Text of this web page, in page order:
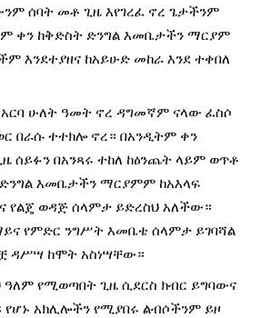
ሰባት መቶ ጊዜ እየገረፈ ኖረ ጌታችንም
ቀን ከቅድስት ድንግል እመቤታችን ማርያም
እንደተያዘና ከአይሁድ መከራ እንደ ተቀበለ
ሁለት ዓመት ኖረ ዳግመኛም ናላው ፈስሶ
በራሱ ተተክሎ ኖረ። በአንዲትም ቀን
ሰይፉን በአንጻሩ ተከለ ከዕንጨት ላይም ወጥቶ
እመቤታችን ማርያምም ከአእላፍ
የልጄ ወዳጅ ሰላምታ ይድረስህ አለችው።
የምድር ንግሥት እመቤቴ ሰላምታ ይገባሻል
ዳሥሣ ከሞት አስነሣቸው።
የሚወጣበት ጊዜ ሲደርስ ክብር ይግባውና
የሆኑ አክሊሎችን የሚያበሩ ልብሶችንም ይዞ